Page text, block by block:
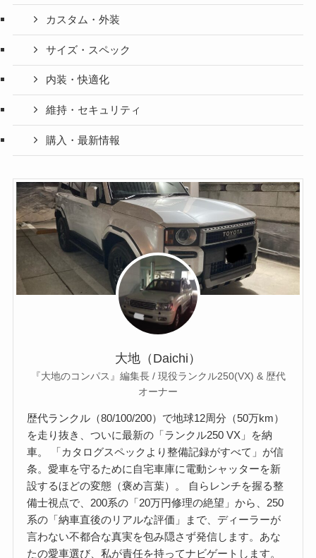
カスタム・外装
サイズ・スペック
内装・快適化
維持・セキュリティ
購入・最新情報
大地（Daichi）
『大地のコンパス』編集長 / 現役ランクル250(VX) & 歴代
オーナー
歴代ランクル（80/100/200）で地球12周分（50万km）
を走り抜き、ついに最新の「ランクル250 VX」を納
車。 「カタログスペックより整備記録がすべて」が信
条。愛車を守るために自宅車庫に電動シャッターを新
設するほどの変態（褒め言葉）。 自らレンチを握る整
備士視点で、200系の「20万円修理の絶望」から、250
系の「納車直後のリアルな評価」まで、ディーラーが
言わない不都合な真実を包み隠さず発信します。あな
たの愛車選び、私が責任を持ってナビゲートします。